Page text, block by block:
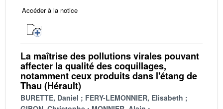
Accéder à la notice
La maîtrise des pollutions virales pouvant
affecter la qualité des coquillages,
notamment ceux produits dans l'étang de
Thau (Hérault)
BURETTE, Daniel
FERY-LEMONNIER, Elisabeth